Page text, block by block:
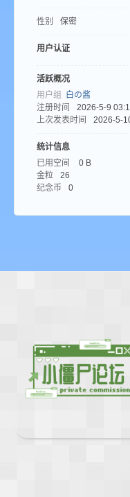
性别 保密
用户认证
活跃概况
用户组
白の酱
注册时间
2026-5-9
上次发表时间
2026-5-
统计信息
已用空间
0 B
金粒
26
纪念币
0